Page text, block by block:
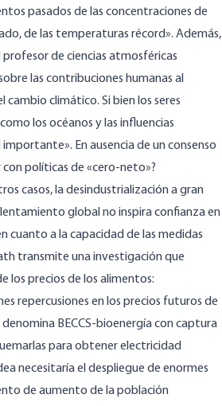
pasados de las concentraciones de
de las temperaturas récord». Además,
profesor de ciencias atmosféricas
las contribuciones humanas al
climático. Si bien los seres
los océanos y las influencias
En ausencia de un consenso
políticas de «cero-neto»?
casos, la desindustrialización a gran
global no inspira confianza en
cuanto a la capacidad de las medidas
transmite una investigación que
los precios de los alimentos:
repercusiones en los precios futuros de
BECCS-bioenergía con captura
para obtener electricidad
necesitaría el despliegue de enormes
de aumento de la población